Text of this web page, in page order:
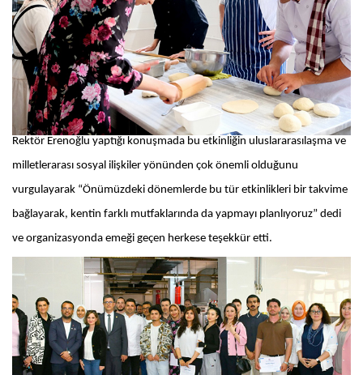
Rektör Erenoğlu yaptığı konuşmada bu etkinliğin uluslararasılaşma ve
milletlerarası sosyal ilişkiler yönünden çok önemli olduğunu
vurgulayarak “Önümüzdeki dönemlerde bu tür etkinlikleri bir takvime
bağlayarak, kentin farklı mutfaklarında da yapmayı planlıyoruz” dedi
ve organizasyonda emeği geçen herkese teşekkür etti.